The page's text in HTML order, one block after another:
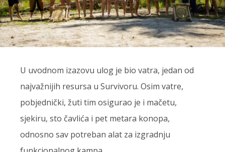
U uvodnom izazovu ulog je bio vatra, jedan od
najvažnijih resursa u Survivoru. Osim vatre,
pobjednički, žuti tim osigurao je i mačetu,
sjekiru, sto čavlića i pet metara konopa,
odnosno sav potreban alat za izgradnju